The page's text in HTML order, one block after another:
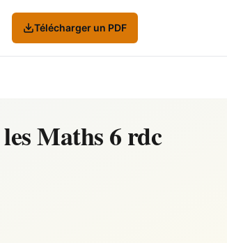
Télécharger un PDF
Maths 6 rdc